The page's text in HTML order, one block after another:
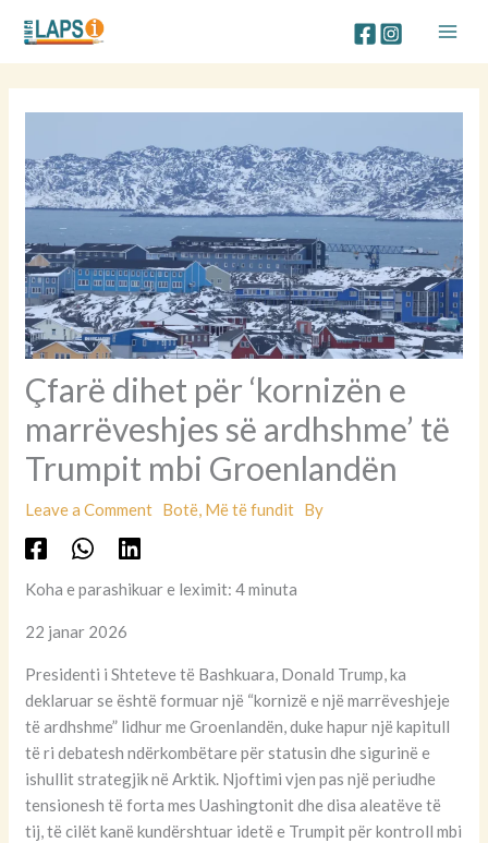
content
Çfarë dihet për ‘kornizën e
marrëveshjes së ardhshme’ të
Trumpit mbi Groenlandën
Leave a Comment Botë, Më të fundit By
Koha e parashikuar e leximit: 4 minuta
22 janar 2026
Presidenti i Shteteve të Bashkuara, Donald Trump, ka
deklaruar se është formuar një “kornizë e një marrëveshjeje
të ardhshme” lidhur me Groenlandën, duke hapur një kapitull
të ri debatesh ndërkombëtare për statusin dhe sigurinë e
ishullit strategjik në Arktik. Njoftimi vjen pas një periudhe
tensionesh të forta mes Uashingtonit dhe disa aleatëve të
tij, të cilët kanë kundërshtuar idetë e Trumpit për kontroll mbi